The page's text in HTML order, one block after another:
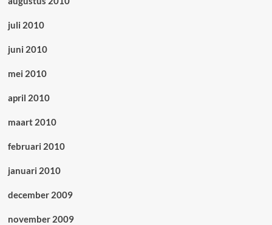
juli 2010
juni 2010
mei 2010
april 2010
maart 2010
februari 2010
januari 2010
december 2009
november 2009